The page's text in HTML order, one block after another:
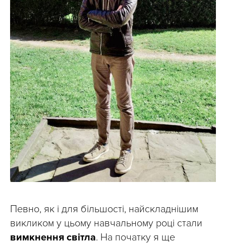
Певно, як і для більшості, найскладнішим
викликом у цьому навчальному році стали
вимкнення світла. На початку я ще